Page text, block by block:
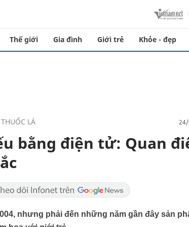
Thế giới Gia đình Giới trẻ Khỏe - đẹp
LÁ
bằng điện tử: Quan
nhưng phải đến những năm gần đây sản